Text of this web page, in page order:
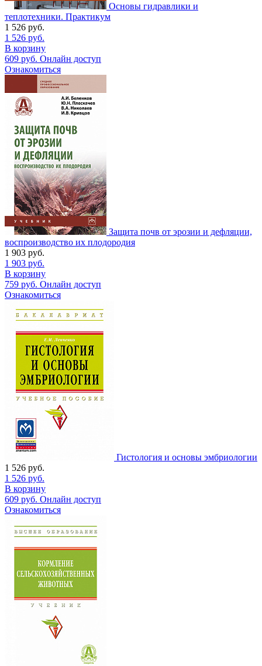
Основы гидравлики и
теплотехники. Практикум
1 526 руб.
1 526 руб.
В корзину
609 руб. Онлайн доступ
Ознакомиться
Защита почв от эрозии и дефляции,
воспроизводство их плодородия
1 903 руб.
1 903 руб.
В корзину
759 руб. Онлайн доступ
Ознакомиться
Гистология и основы эмбриологии
1 526 руб.
1 526 руб.
В корзину
609 руб. Онлайн доступ
Ознакомиться